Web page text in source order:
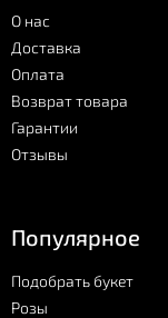
О нас
Доставка
Оплата
Возврат товара
Гарантии
Отзывы
Популярное
Подобрать букет
Розы